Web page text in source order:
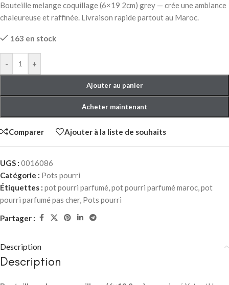
Bouteille melange coquillage (6×19 2cm) grey — crée une ambiance
chaleureuse et raffinée. Livraison rapide partout au Maroc.
163 en stock
- +
Ajouter au panier
Acheter maintenant
Comparer Ajouter à la liste de souhaits
UGS : 0016086
Catégorie : Pots pourri
Étiquettes : pot pourri parfumé,pot pourri parfumé maroc,pot
pourri parfumé pas cher, Pots pourri
Partager :
Description
Description